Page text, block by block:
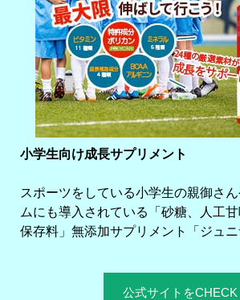
小学生向け成長サプリメント
スポーツをしている小学生の親御さ
ムにも導入されている「砂糖、人工甘
保存料」無添加サプリメント「ジュニ
公式サイトをCHECK